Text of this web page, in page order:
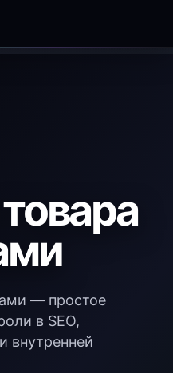
— простое
в SEO,
внутренней